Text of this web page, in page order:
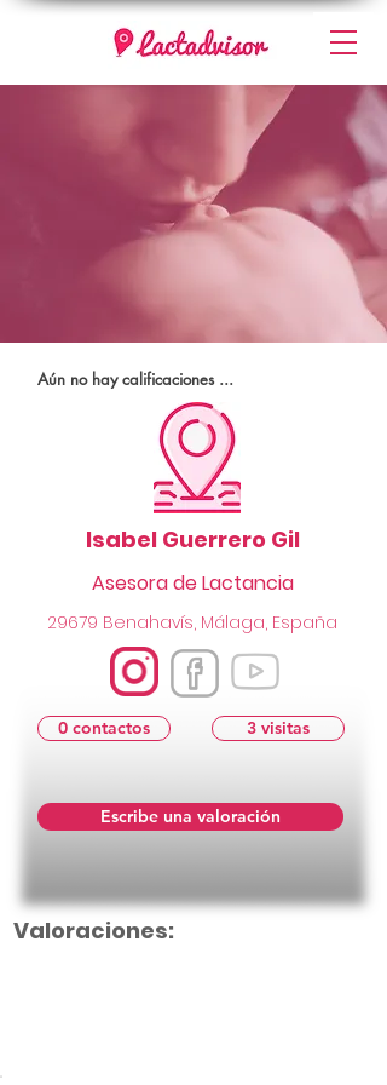
Aún no hay calificaciones ...
Isabel Guerrero Gil
Asesora de Lactancia
29679 Benahavís, Málaga, España
0 contactos 3 visitas
Escribe una valoración
Valoraciones: